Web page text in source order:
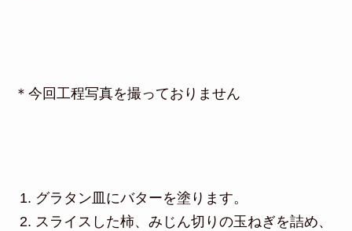
＊今回工程写真を撮っておりません
グラタン皿にバターを塗ります。
スライスした柿、みじん切りの玉ねぎを詰め、